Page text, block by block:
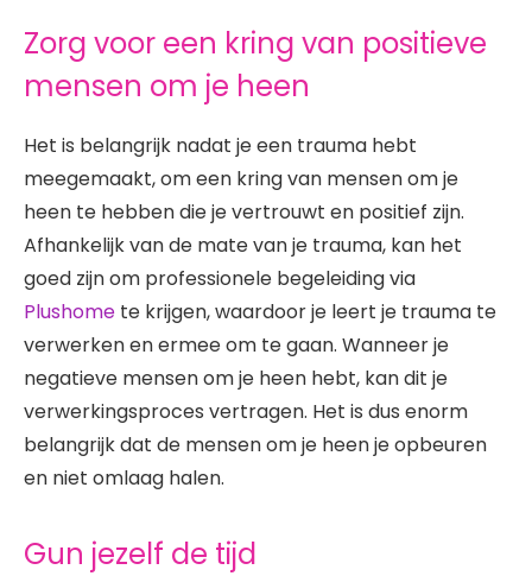
Zorg voor een kring van positieve
mensen om je heen
Het is belangrijk nadat je een trauma hebt
meegemaakt, om een kring van mensen om je
heen te hebben die je vertrouwt en positief zijn.
Afhankelijk van de mate van je trauma, kan het
goed zijn om professionele begeleiding via
Plushome te krijgen, waardoor je leert je trauma te
verwerken en ermee om te gaan. Wanneer je
negatieve mensen om je heen hebt, kan dit je
verwerkingsproces vertragen. Het is dus enorm
belangrijk dat de mensen om je heen je opbeuren
en niet omlaag halen.
Gun jezelf de tijd